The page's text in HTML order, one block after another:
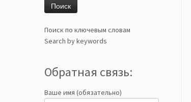
Поиск по ключевым словам
Search by keywords
Обратная связь:
Ваше имя (обязательно)